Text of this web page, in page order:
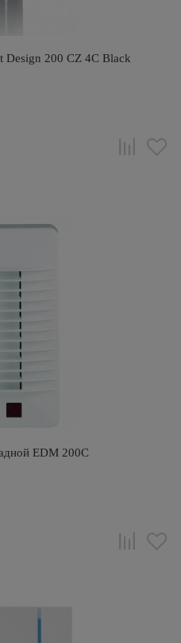
Design 200 CZ 4C Black
EDM 200C